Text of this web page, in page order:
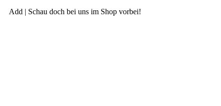
Add | Schau doch bei uns im Shop vorbei!